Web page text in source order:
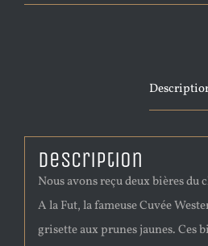
Description
Nous avons reçu deux bières du
A la Fut, la fameuse Cuvée
grisette aux prunes jaunes. Ces